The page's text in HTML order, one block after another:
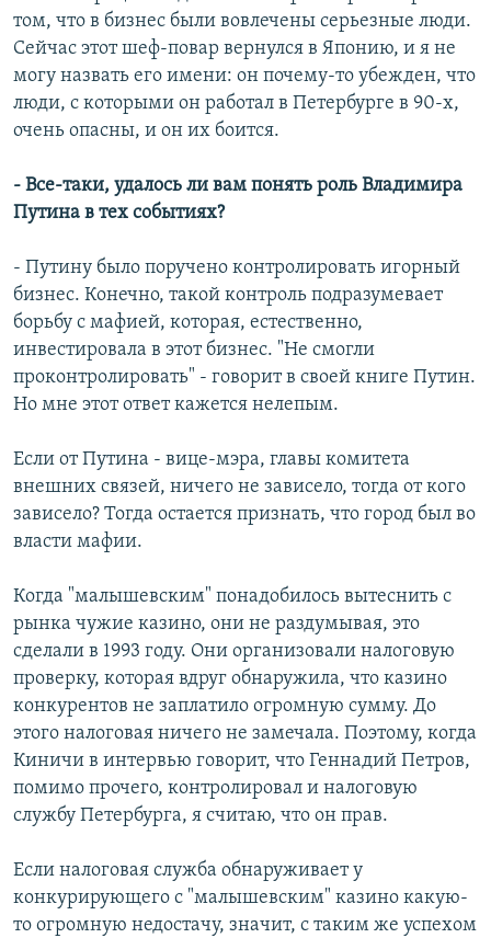
том, что в бизнес были вовлечены серьезные люди.
Сейчас этот шеф-повар вернулся в Японию, и я не
могу назвать его имени: он почему-то убежден, что
люди, с которыми он работал в Петербурге в 90-х,
очень опасны, и он их боится.
- Все-таки, удалось ли вам понять роль Владимира
Путина в тех событиях?
- Путину было поручено контролировать игорный
бизнес. Конечно, такой контроль подразумевает
борьбу с мафией, которая, естественно,
инвестировала в этот бизнес. "Не смогли
проконтролировать" - говорит в своей книге Путин.
Но мне этот ответ кажется нелепым.
Если от Путина - вице-мэра, главы комитета
внешних связей, ничего не зависело, тогда от кого
зависело? Тогда остается признать, что город был во
власти мафии.
Когда "малышевским" понадобилось вытеснить с
рынка чужие казино, они не раздумывая, это
сделали в 1993 году. Они организовали налоговую
проверку, которая вдруг обнаружила, что казино
конкурентов не заплатило огромную сумму. До
этого налоговая ничего не замечала. Поэтому, когда
Киничи в интервью говорит, что Геннадий Петров,
помимо прочего, контролировал и налоговую
службу Петербурга, я считаю, что он прав.
Если налоговая служба обнаруживает у
конкурирующего с "малышевским" казино какую-
то огромную недостачу, значит, с таким же успехом